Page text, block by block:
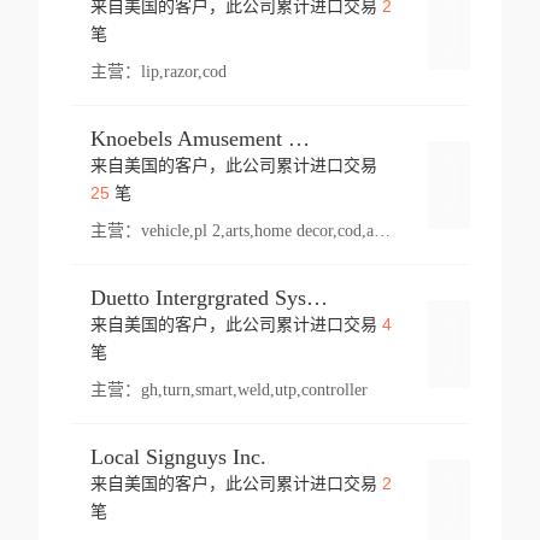
来自美国的客户，此公司累计进口交易 2
笔
主营： lip,razor,cod
Knoebels Amusement Resort
来自美国的客户，此公司累计进口交易
25笔
主营： vehicle,pl 2,arts,home decor,cod,amusement ride,sea
Duetto Intergrgrated Systems Inc.
来自美国的客户，此公司累计进口交易 4
笔
主营： gh,turn,smart,weld,utp,controller
Local Signguys Inc.
来自美国的客户，此公司累计进口交易 2
笔